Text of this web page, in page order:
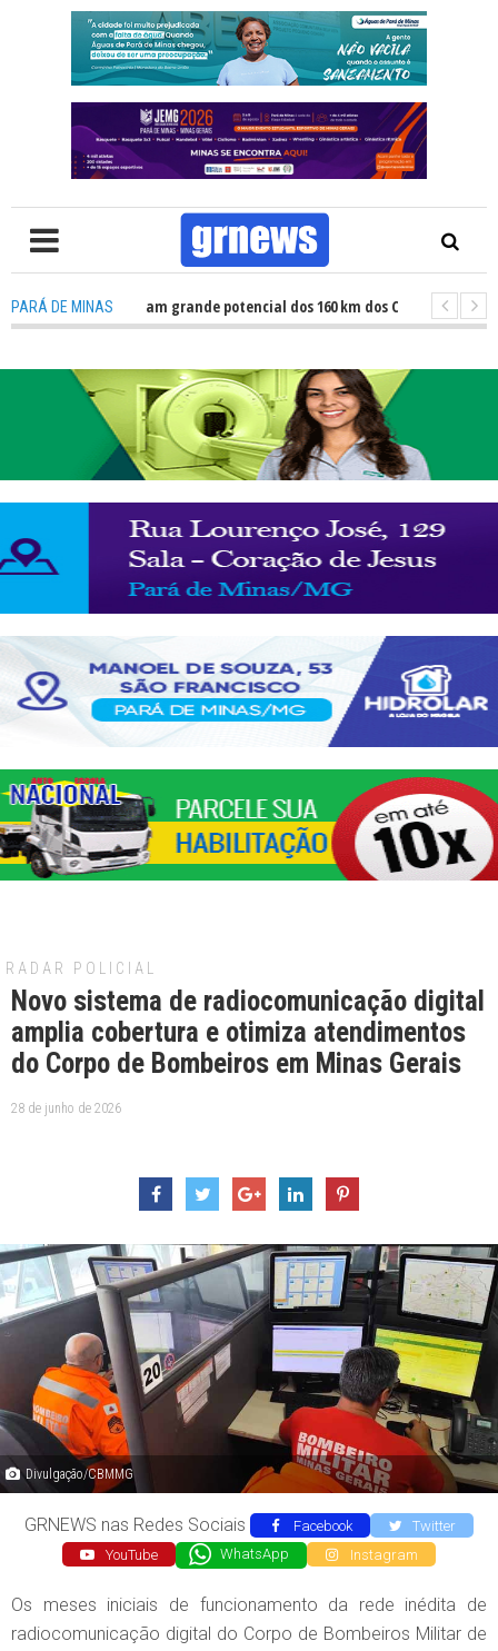
PARÁ DE MINAS
TV: Atletas revelam grande potencial dos 160 km dos Caminhos do
RADAR POLICIAL
Novo sistema de radiocomunicação digital
amplia cobertura e otimiza atendimentos
do Corpo de Bombeiros em Minas Gerais
28 de junho de 2026
Divulgação/CBMMG
GRNEWS nas Redes Sociais Facebook
Twitter
YouTube
WhatsApp Instagram
Os meses iniciais de funcionamento da rede inédita de
radiocomunicação digital do Corpo de Bombeiros Militar de